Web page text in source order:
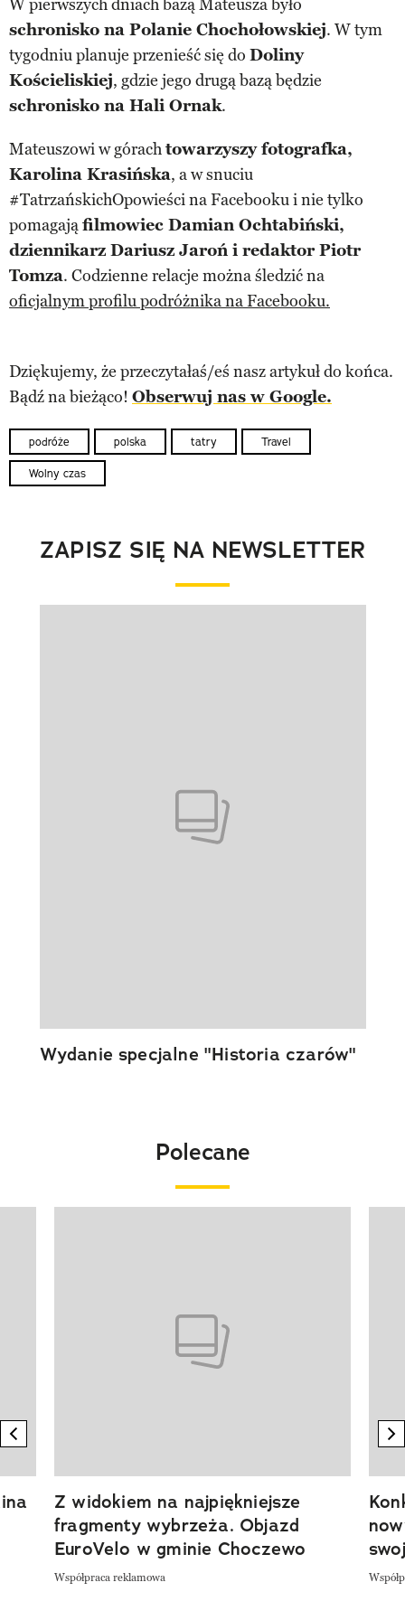
W pierwszych dniach bazą Mateusza było
schronisko na Polanie Chochołowskiej. W tym
tygodniu planuje przenieść się do Doliny
Kościeliskiej, gdzie jego drugą bazą będzie
schronisko na Hali Ornak.
Mateuszowi w górachtowarzyszy fotografka,
Karolina Krasińska, a w snuciu
#TatrzańskichOpowieści na Facebooku i nie tylko
pomagająfilmowiec Damian Ochtabiński,
dziennikarz Dariusz Jaroń i redaktor Piotr
Tomza. Codzienne relacje można śledzić na
oficjalnym profilu podróżnika na Facebooku.
Dziękujemy, że przeczytałaś/eś nasz artykuł do końca.
Bądź na bieżąco! Obserwuj nas w Google.
podróże polska tatry Travel
Wolny czas
ZAPISZ SIĘ NA NEWSLETTER
Wydanie specjalne "Historia czarów"
Polecane
previous element
Z widokiem na najpiękniejsze
fragmenty wybrzeża. Objazd
EuroVelo w gminie Choczewo
Współpraca reklamowa